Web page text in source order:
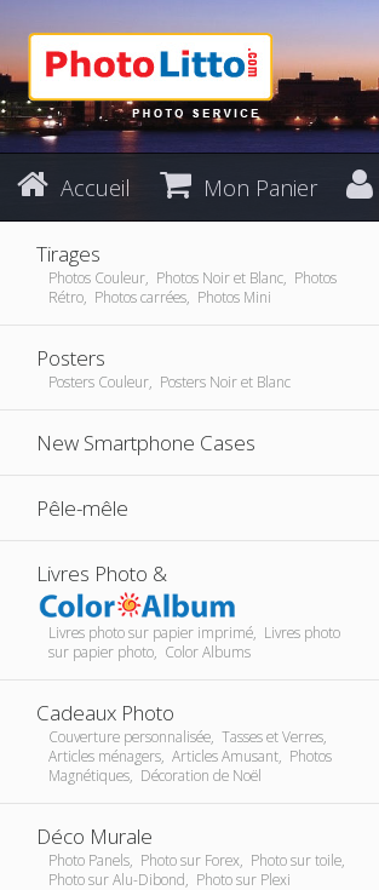
Accueil Mon Panier
Tirages
Photos Couleur, Photos Noir et Blanc, Photos
Rétro, Photos carrées, Photos Mini
Posters
Posters Couleur, Posters Noir et Blanc
New Smartphone Cases
Pêle-mêle
Livres Photo &
Livres photo sur papier imprimé, Livres photo
sur papier photo, Color Albums
Cadeaux Photo
Couverture personnalisée, Tasses et Verres,
Articles ménagers, Articles Amusant, Photos
Magnétiques, Décoration de Noël
Déco Murale
Photo Panels, Photo sur Forex, Photo sur toile,
Photo sur Alu-Dibond, Photo sur Plexi